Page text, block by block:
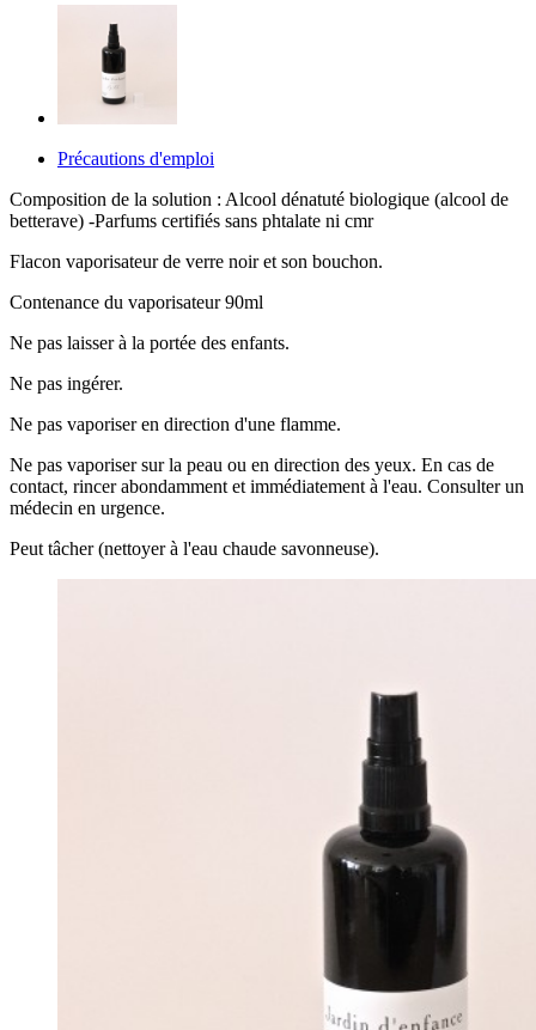
Précautions d'emploi
Composition de la solution : Alcool dénatuté biologique (alcool de
betterave) -Parfums certifiés sans phtalate ni cmr
Flacon vaporisateur de verre noir et son bouchon.
Contenance du vaporisateur 90ml
Ne pas laisser à la portée des enfants.
Ne pas ingérer.
Ne pas vaporiser en direction d'une flamme.
Ne pas vaporiser sur la peau ou en direction des yeux. En cas de
contact, rincer abondamment et immédiatement à l'eau. Consulter un
médecin en urgence.
Peut tâcher (nettoyer à l'eau chaude savonneuse).